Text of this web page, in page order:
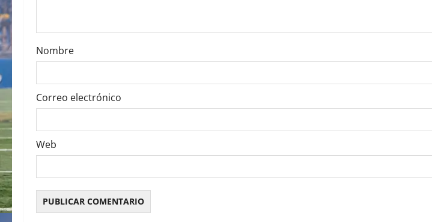
o
n
Nombre
Correo electrónico
Web